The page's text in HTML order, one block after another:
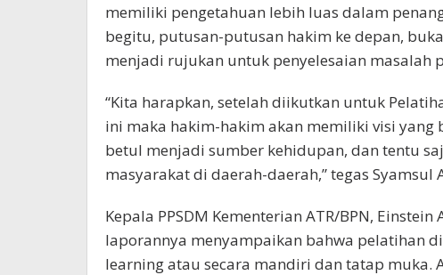
memiliki pengetahuan lebih luas dalam
begitu, putusan-putusan hakim ke depan,
menjadi rujukan untuk penyelesaian masalah
“Kita harapkan, setelah diikutkan untuk
ini maka hakim-hakim akan memiliki visi
betul menjadi sumber kehidupan, dan tentu
masyarakat di daerah-daerah,” tegas Syamsul
Kepala PPSDM Kementerian ATR/BPN,
laporannya menyampaikan bahwa pelatihan
learning atau secara mandiri dan tatap